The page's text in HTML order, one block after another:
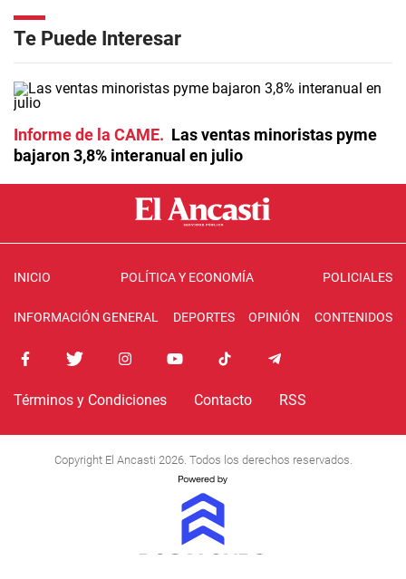
Te Puede Interesar
Informe de la CAME
Las ventas minoristas pyme
bajaron 3,8% interanual en julio
INICIO POLÍTICA Y ECONOMÍA POLICIALES
INFORMACIÓN GENERAL DEPORTES OPINIÓN CONTENIDOS
Términos y Condiciones Contacto RSS
Copyright El Ancasti 2026. Todos los derechos reservados.